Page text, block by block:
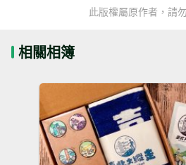
此版權屬原作者，請
相關相簿